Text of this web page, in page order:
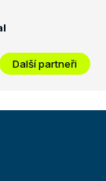
Další partneři